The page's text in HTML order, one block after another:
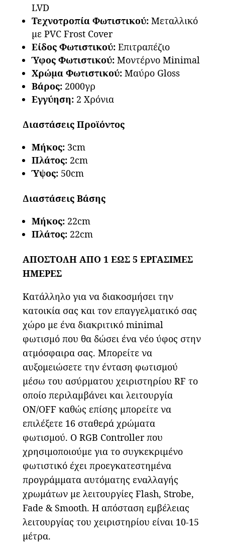
LVD
Τεχνοτροπία Φωτιστικού:Μεταλλικό
με PVC Frost Cover
Είδος Φωτιστικού:Επιτραπέζιο
Ύφος Φωτιστικού:Μοντέρνο Minimal
Χρώμα Φωτιστικού: Μαύρο Gloss
Βάρος:2000γρ
Εγγύηση:2 Χρόνια
Διαστάσεις Προϊόντος
Μήκος:3cm
Πλάτος:2cm
Ύψος:50cm
Διαστάσεις Βάσης
Μήκος:22cm
Πλάτος:22cm
ΑΠΟΣΤΟΛΗ ΑΠΟ 1 ΕΩΣ 5 ΕΡΓΑΣΙΜΕΣ
ΗΜΕΡΕΣ
Κατάλληλο για να διακοσμήσει την
κατοικία σας και τον επαγγελματικό σας
χώρο με ένα διακριτικό minimal
φωτισμό που θα δώσει ένα νέο ύφος στην
ατμόσφαιρα σας. Μπορείτε να
αυξομειώσετε την ένταση φωτισμού
μέσω του ασύρματου χειριστηρίου RF το
οποίο περιλαμβάνει και λειτουργία
ON/OFF καθώς επίσης μπορείτε να
επιλέξετε 16 σταθερά χρώματα
φωτισμού. Ο RGB Controller που
χρησιμοποιούμε για το συγκεκριμένο
φωτιστικό έχει προεγκατεστημένα
προγράμματα αυτόματης εναλλαγής
χρωμάτων με λειτουργίες Flash, Strobe,
Fade & Smooth. Η απόσταση εμβέλειας
λειτουργίας του χειριστηρίου είναι 10-15
μέτρα.